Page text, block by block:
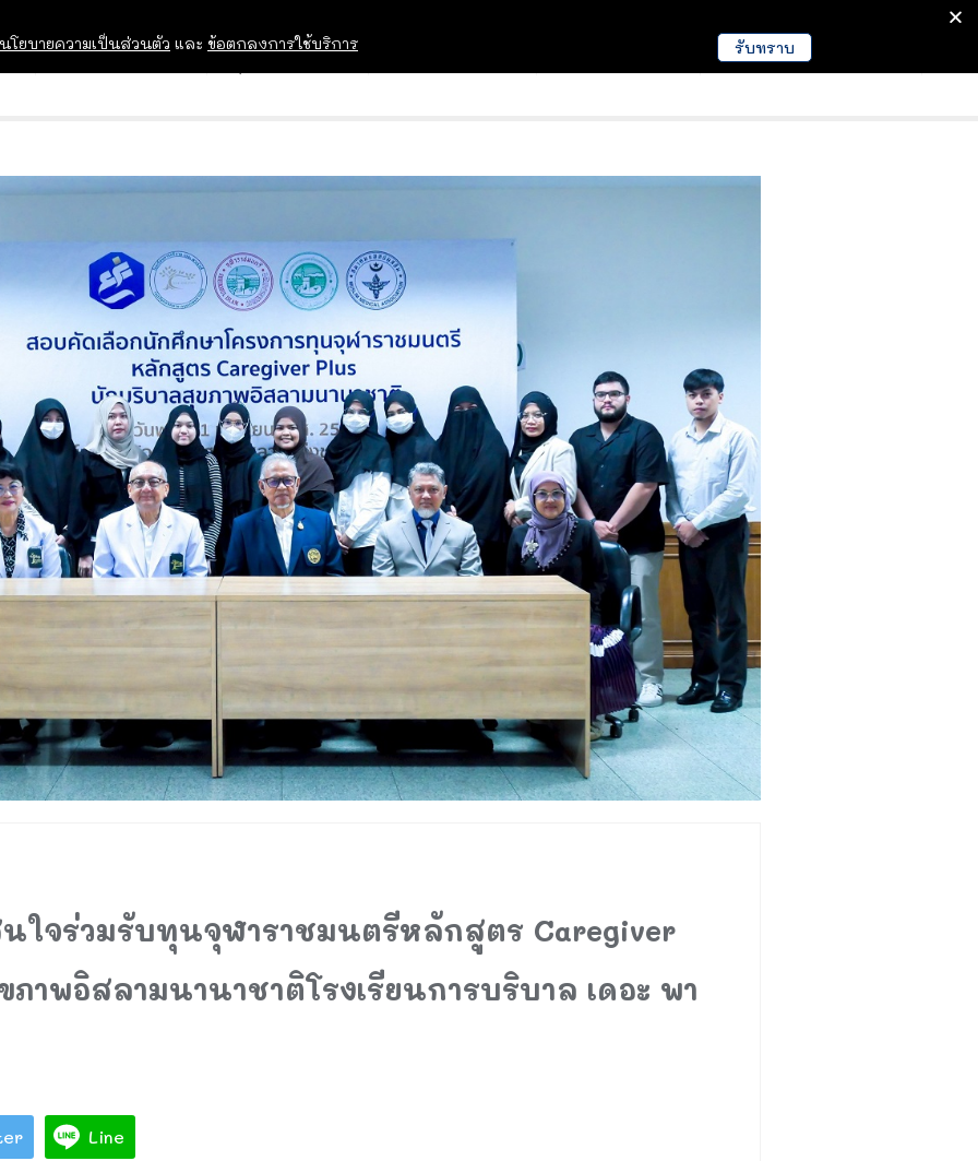
EDUCATION NEWS
นใจร่วมรับทุนจุฬาราชมนตรีหลักสูตร Caregiver
าพอิสลามนานาชาติโรงเรียนการบริบาล เดอะ พา
Line
นโยบายความเป็นส่วนตัว และ ข้อตกลงการใช้บริการ รับทราบ